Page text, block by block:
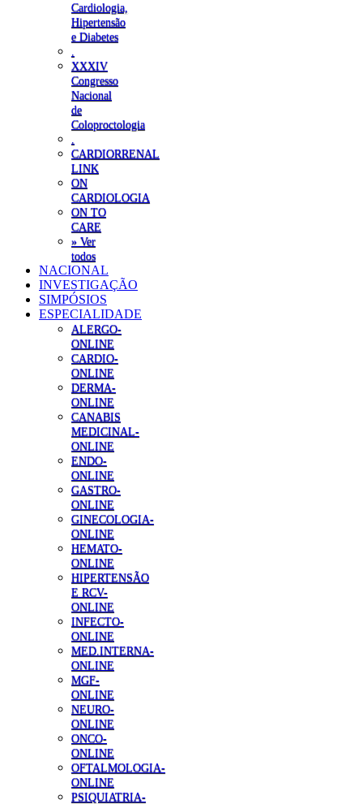
Cardiologia,
Hipertensão
e Diabetes
XXXIV
Congresso
Nacional
de
Coloproctologia
CARDIORRENAL
LINK
ON
CARDIOLOGIA
ON TO
CARE
» Ver
todos
NACIONAL
INVESTIGAÇÃO
SIMPÓSIOS
ESPECIALIDADE
ALERGO-
ONLINE
CARDIO-
ONLINE
DERMA-
ONLINE
CANABIS
MEDICINAL-
ONLINE
ENDO-
ONLINE
GASTRO-
ONLINE
GINECOLOGIA-
ONLINE
HEMATO-
ONLINE
HIPERTENSÃO
E RCV-
ONLINE
INFECTO-
ONLINE
MED.INTERNA-
ONLINE
MGF-
ONLINE
NEURO-
ONLINE
ONCO-
ONLINE
OFTALMOLOGIA-
ONLINE
PSIQUIATRIA-